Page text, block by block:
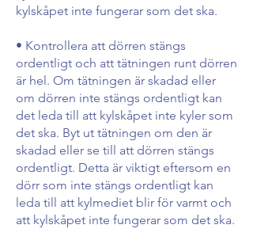
kylskåpet inte fungerar som det ska.
• Kontrollera att dörren stängs
ordentligt och att tätningen runt dörren
är hel. Om tätningen är skadad eller
om dörren inte stängs ordentligt kan
det leda till att kylskåpet inte kyler som
det ska. Byt ut tätningen om den är
skadad eller se till att dörren stängs
ordentligt. Detta är viktigt eftersom en
dörr som inte stängs ordentligt kan
leda till att kylmediet blir för varmt och
att kylskåpet inte fungerar som det ska.